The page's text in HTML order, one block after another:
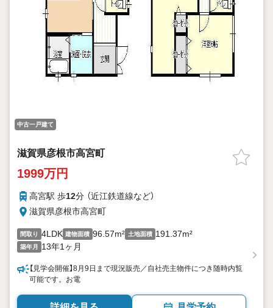
中古一戸建て
滋賀県彦根市高宮町
1999万円
高宮駅 歩12分 （近江鉄道線など）
滋賀県彦根市高宮町
間取り 4LDK 建物面積 96.57m² 土地面積 191.37m²
築年月 13年1ヶ月
【見学会開催】8月9日まで現況販売／自社売主物件につき随時内覧
可能です。お電